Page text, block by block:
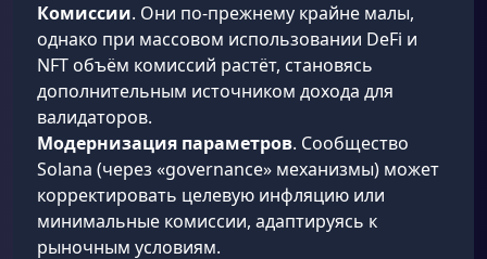
Комиссии. Они по-прежнему крайне малы,
однако при массовом использовании DeFi и
NFT объём комиссий растёт, становясь
дополнительным источником дохода для
валидаторов.
Модернизация параметров. Сообщество
Solana (через «governance» механизмы) может
корректировать целевую инфляцию или
минимальные комиссии, адаптируясь к
рыночным условиям.